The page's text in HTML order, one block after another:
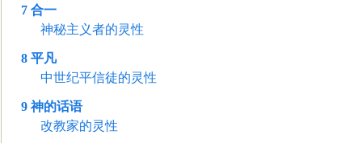
7 合一
神秘主义者的灵性
8 平凡
中世纪平信徒的灵性
9 神的话语
改教家的灵性